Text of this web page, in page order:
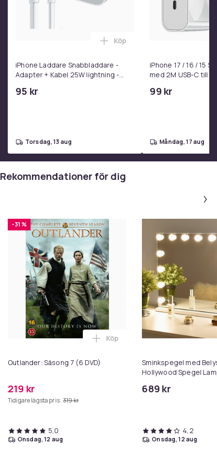
iPhone Laddare Snabbladdare -
Adapter + Kabel 25W lightning -
95 kr
Lägg till iPhone Laddare
Köp
torsdag, 13 aug
iPhone 17 / 16 / 15
med 2M USB-C till
99 kr
måndag, 17 aug
Rekommendationer för dig
-31 %
Outlander: Säsong 7 (6 DVD)
219 kr
Tidigare lägsta pris: 319 kr
Lägg till Outlander: Säsong 7
Köp
5,0
onsdag, 12 aug
Sminkspegel med
Hollywood Spegel
689 kr
4,2
onsdag, 12 aug